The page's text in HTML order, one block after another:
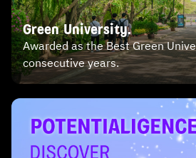
Green University.
Awarded as the Best Green
consecutive years.